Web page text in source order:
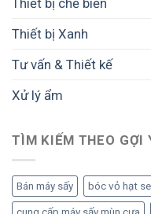
Thiết bị chế biến
Thiết bị Xanh
Tư vấn & Thiết kế
Xử lý ẩm
TÌM KIẾM THEO GỢI
Bán máy sấy bóc vỏ hạt